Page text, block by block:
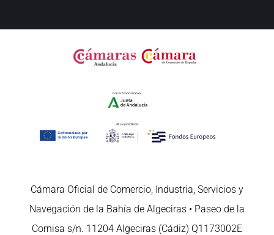
Cámara Oficial de Comercio, Industria, Servicios y
Navegación de la Bahía de Algeciras • Paseo de la
Cornisa s/n. 11204 Algeciras (Cádiz) Q1173002E